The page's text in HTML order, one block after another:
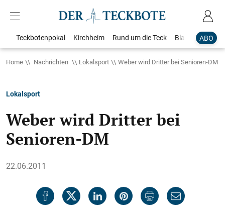
ABO
Teckbotenpokal Kirchheim Rund um die Teck Blaulicht
Home Nachrichten Lokalsport Weber wird Dritter bei Senioren-DM
Lokalsport
Weber wird Dritter bei
Senioren-DM
22.06.2011